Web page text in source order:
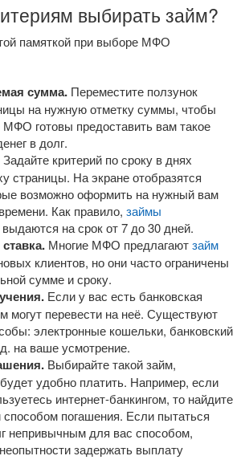
выбирать займ?
памяткой при выборе МФО
сумма. Переместите ползунок
на нужную отметку суммы, чтобы
МФО готовы предоставить вам такое
в долг.
Задайте критерий по сроку в днях
страницы. На экране отобразятся
возможно оформить на нужный вам
Как правило, займы
выдаются на срок от 7 до 30 дней.
Многие МФО предлагаютзайм
клиентов, но они часто ограничены
сумме и сроку.
Если у вас есть банковская
могут перевести на неё. Существуют
электронные кошельки, банковский
на ваше усмотрение.
Выбирайте такой займ,
удобно платить. Например, если
интернет-банкингом, то найдите
способом погашения. Если пытаться
непривычным для вас способом,
задержать выплату